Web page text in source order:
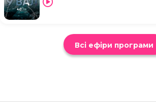
Всі ефіри програми